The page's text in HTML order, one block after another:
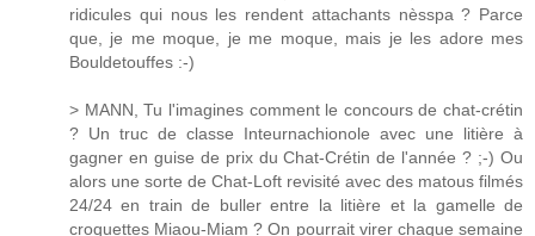
ridicules qui nous les rendent attachants nèsspa ? Parce
que, je me moque, je me moque, mais je les adore mes
Bouldetouffes :-)
> MANN, Tu l'imagines comment le concours de chat-crétin
? Un truc de classe Inteurnachionole avec une litière à
gagner en guise de prix du Chat-Crétin de l'année ? ;-) Ou
alors une sorte de Chat-Loft revisité avec des matous filmés
24/24 en train de buller entre la litière et la gamelle de
croquettes Miaou-Miam ? On pourrait virer chaque semaine